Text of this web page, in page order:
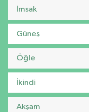
İmsak
Güneş
Öğle
İkindi
Akşam